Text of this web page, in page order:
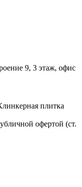
9, 3 этаж, офис
плитка
офертой (ст.